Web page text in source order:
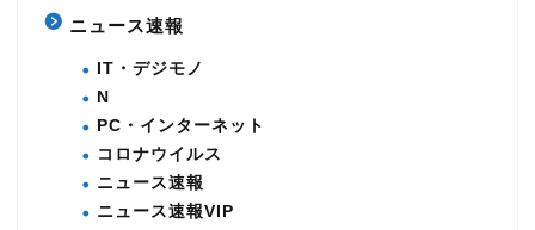
ニュース速報
IT・デジモノ
N
PC・インターネット
コロナウイルス
ニュース速報
ニュース速報VIP